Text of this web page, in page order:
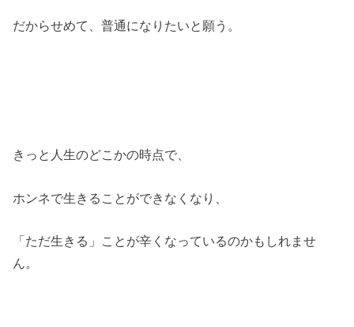
だからせめて、普通になりたいと願う。
きっと人生のどこかの時点で、
ホンネで生きることができなくなり、
「ただ生きる」ことが辛くなっているのかもしれませ
ん。